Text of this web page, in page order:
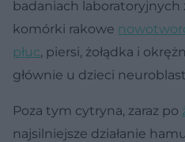
badaniach laboratoryjnych
komórki rakowe
płuc, piersi, żołądka i
głównie u dzieci
Poza tym cytryna, zaraz po
najsilniejsze działanie